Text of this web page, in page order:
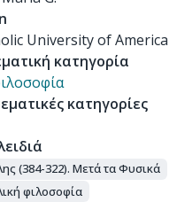
University of America
κατηγορία
κατηγορίες
(384-322). Μετά τα Φυσικά
φιλοσοφία